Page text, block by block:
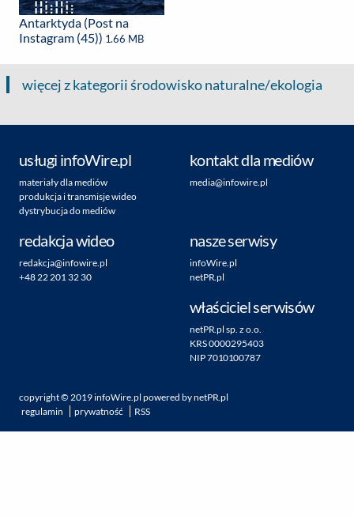
Antarktyda (Post na
Instagram (45)) 1.66 MB
więcej z kategorii środowisko naturalne/ekologia
usługi infoWire.pl
materiały dla mediów
produkcja i transmisje wideo
dystrybucja do mediów
kontakt dla mediów
media@infowire.pl
redakcja wideo
redakcja@infowire.pl
+48 22 201 32 30
nasze serwisy
infoWire.pl
netPR.pl
właściciel serwisów
netPR.pl sp. z o.o.
KRS 0000295403
NIP 7010100787
copyright ©2019infoWire.pl powered bynetPR.pl
regulamin
prywatność RSS